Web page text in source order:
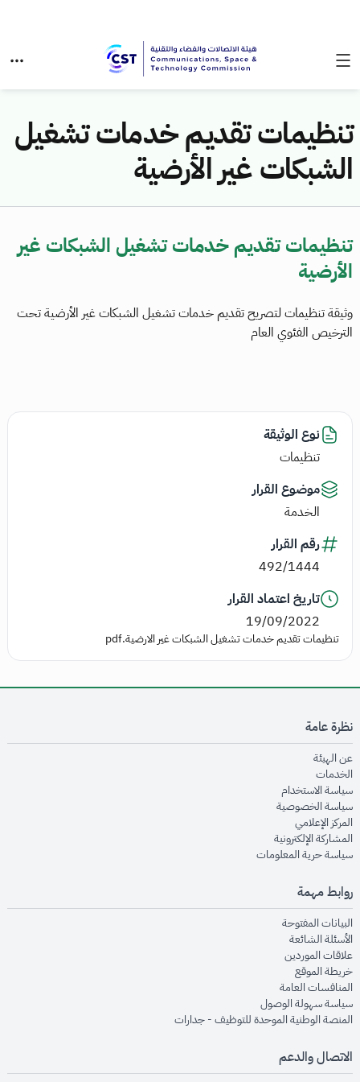
تنظيمات تقديم خدمات تشغيل
الشبكات غير الأرضية
تنظيمات تقديم خدمات تشغيل الشبكات غير
الأرضية
وثيقة تنظيمات لتصريح تقديم خدمات تشغيل الشبكات غير الأرضية تحت
الترخيص الفئوي العام
نوع الوثيقة
تنظيمات
موضوع القرار
الخدمة
رقم القرار
492/1444
تاريخ اعتماد القرار
19/09/2022
تنظيمات تقديم خدمات تشغيل الشبكات غير الارضية.pdf
نظرة عامة
عن الهيئةopens in new window
الخدماتopens in new window
سياسة الاستخدام
سياسة الخصوصيةopens in new window
المركز الإعلاميopens in new window
المشاركة الإلكترونيةopens in new window
سياسة حرية المعلوماتopens in new window
روابط مهمة
البيانات المفتوحةopens in new window
الأسئلة الشائعةopens in new window
علاقات الموردينopens in new window
خريطة الموقعopens in new window
المنافسات العامةopens in new window
سياسة سهولة الوصولopens in new window
المنصة الوطنية الموحدة للتوظيف - جداراتopens in new window
الاتصال والدعم